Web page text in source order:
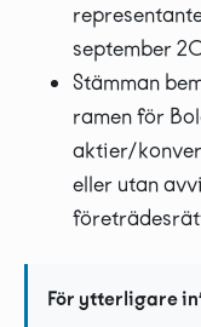
september
Stämman
ramen för
aktier/
eller utan
För ytterligare